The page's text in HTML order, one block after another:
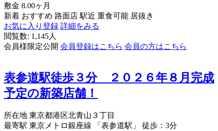
敷金 8.00ヶ月
新着 おすすめ 路面店 駅近 重食可能 居抜き
お気に入り登録 詳細をみる
閲覧数: 1,145人
会員様限定公開 会員登録はこちら 会員の方はこちら
表参道駅徒歩３分 ２０２６年８月完成
予定の新築店舗！
所在地 東京都港区北青山３丁目
最寄駅 東京メトロ銀座線 「表参道駅」 徒歩：3分